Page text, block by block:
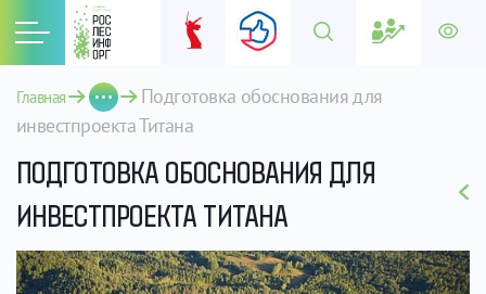
Главная
Подготовка обоснования для
инвестпроекта Титана
ПОДГОТОВКА ОБОСНОВАНИЯ ДЛЯ
ИНВЕСТПРОЕКТА ТИТАНА